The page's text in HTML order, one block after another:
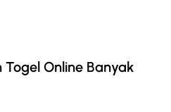
Online Banyak